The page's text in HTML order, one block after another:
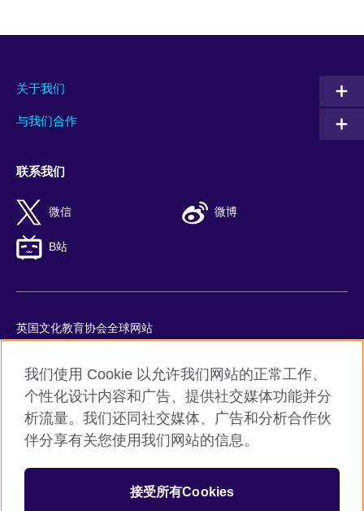
关于我们
与我们合作
联系我们
微信 微博
B站
英国文化教育协会全球网站
Cookie
网站地图
ICP number: 京ICP备10044692号-8
京公网安备11010502045859号
我们使用 Cookie 以允许我们网站的正常工作、
个性化设计内容和广告、提供社交媒体功能并分
析流量。我们还同社交媒体、广告和分析合作伙
伴分享有关您使用我们网站的信息。
接受所有Cookies